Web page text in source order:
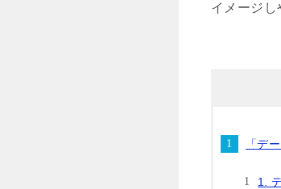
イメージし
「デ
1.